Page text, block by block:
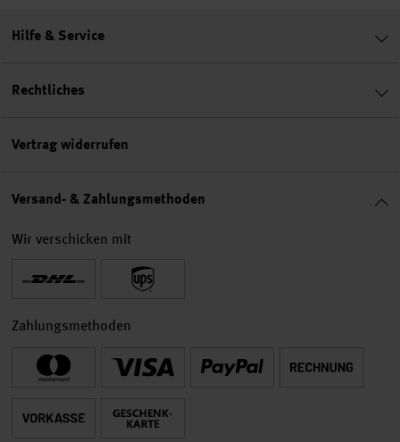
Hilfe & Service
Rechtliches
Vertrag widerrufen
Versand- & Zahlungsmethoden
Wir verschicken mit
Zahlungsmethoden